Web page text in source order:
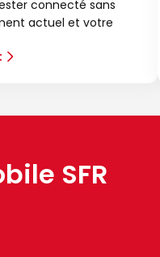
connecté sans
actuel et votre
SFR